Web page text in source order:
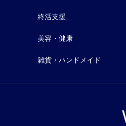
終活支援
美容・健康
雑貨・ハンドメイド